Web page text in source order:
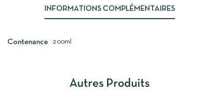
INFORMATIONS COMPLÉMENTAIRES
Contenance 200ml
Autres Produits